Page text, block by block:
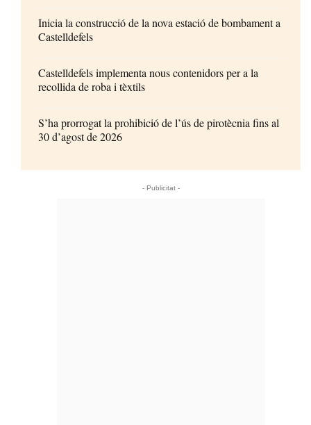
Inicia la construcció de la nova estació de bombament a
Castelldefels
Castelldefels implementa nous contenidors per a la
recollida de roba i tèxtils
S’ha prorrogat la prohibició de l’ús de pirotècnia fins al
30 d’agost de 2026
- Publicitat -